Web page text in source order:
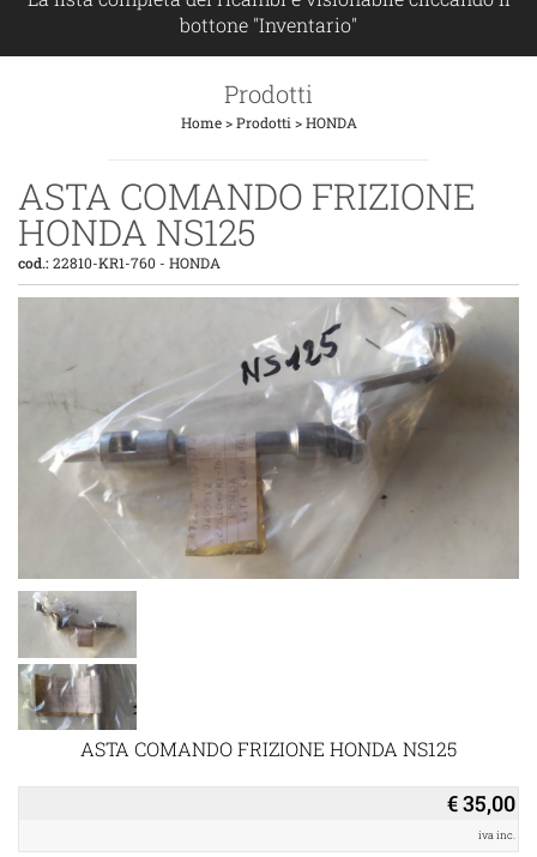
bottone "Inventario"
Prodotti
Home>Prodotti >HONDA
ASTA COMANDO FRIZIONE
HONDA NS125
cod.:22810-KR1-760 - HONDA
ASTA COMANDO FRIZIONE HONDA NS125
€ 35,00
iva inc.